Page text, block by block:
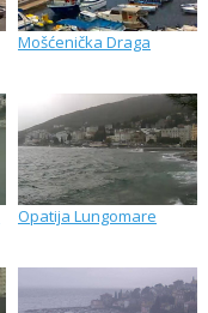
Mošćenička Draga
Opatija Lungomare